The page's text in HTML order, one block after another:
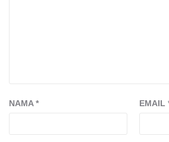
NAMA* EMAIL